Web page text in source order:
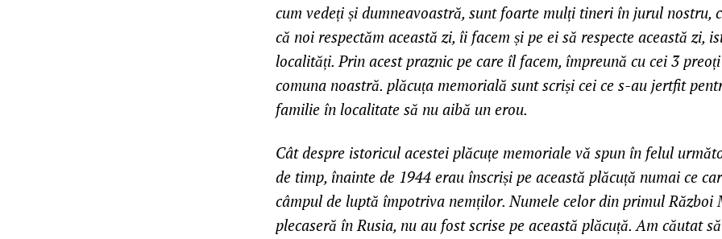
cum vedeți și dumneavoastră, sunt foarte mulți tineri în jurul nostru,
că noi respectăm această zi, îi facem și pe ei să respecte această zi,
localități. Prin acest praznic pe care îl facem, împreună cu cei 3
comuna noastră. plăcuța memorială sunt scriși cei ce s-au jertfit
familie în localitate să nu aibă un erou.
Cât despre istoricul acestei plăcuțe memoriale vă spun în felul
de timp, înainte de 1944 erau înscriși pe această plăcuță numai ce
câmpul de luptă împotriva nemților. Numele celor din primul Război
plecaseră în Rusia, nu au fost scrise pe această plăcuță. Am căutat